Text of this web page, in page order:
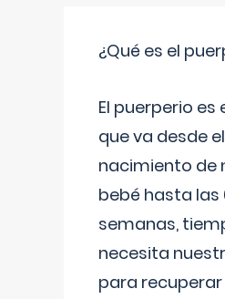
¿Qué es el
El puerperio es
que va desde el
nacimiento de
bebé hasta las
semanas,
necesita
para recuperar